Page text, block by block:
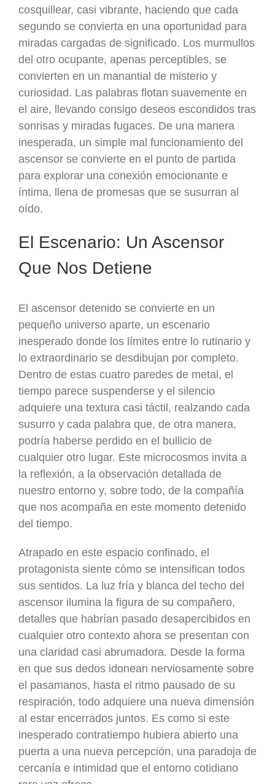
cosquillear, casi vibrante, haciendo que cada
segundo se convierta en una oportunidad para
miradas cargadas de significado. Los murmullos
del otro ocupante, apenas perceptibles, se
convierten en un manantial de misterio y
curiosidad. Las palabras flotan suavemente en
el aire, llevando consigo deseos escondidos tras
sonrisas y miradas fugaces. De una manera
inesperada, un simple mal funcionamiento del
ascensor se convierte en el punto de partida
para explorar una conexión emocionante e
íntima, llena de promesas que se susurran al
oído.
El Escenario: Un Ascensor
Que Nos Detiene
El ascensor detenido se convierte en un
pequeño universo aparte, un escenario
inesperado donde los límites entre lo rutinario y
lo extraordinario se desdibujan por completo.
Dentro de estas cuatro paredes de metal, el
tiempo parece suspenderse y el silencio
adquiere una textura casi táctil, realzando cada
susurro y cada palabra que, de otra manera,
podría haberse perdido en el bullicio de
cualquier otro lugar. Este microcosmos invita a
la reflexión, a la observación detallada de
nuestro entorno y, sobre todo, de la compañía
que nos acompaña en este momento detenido
del tiempo.
Atrapado en este espacio confinado, el
protagonista siente cómo se intensifican todos
sus sentidos. La luz fría y blanca del techo del
ascensor ilumina la figura de su compañero,
detalles que habrían pasado desapercibidos en
cualquier otro contexto ahora se presentan con
una claridad casi abrumadora. Desde la forma
en que sus dedos idonean nerviosamente sobre
el pasamanos, hasta el ritmo pausado de su
respiración, todo adquiere una nueva dimensión
al estar encerrados juntos. Es como si este
inesperado contratiempo hubiera abierto una
puerta a una nueva percepción, una paradoja de
cercanía e intimidad que el entorno cotidiano